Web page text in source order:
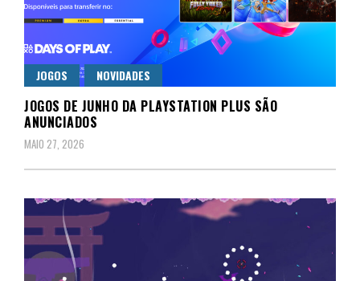
JOGOS NOVIDADES
JOGOS DE JUNHO DA PLAYSTATION PLUS SÃO
ANUNCIADOS
MAIO 27, 2026